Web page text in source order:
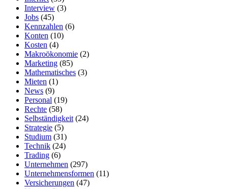
Interview (3)
Jobs (45)
Kennzahlen (6)
Konten (10)
Kosten (4)
Makroökonomie (2)
Marketing (85)
Mathematisches (3)
Mieten (1)
News (9)
Personal (19)
Rechte (58)
Selbständigkeit (24)
Strategie (5)
Studium (31)
Technik (24)
Trading (6)
Unternehmen (297)
Unternehmensformen (11)
Versicherungen (47)